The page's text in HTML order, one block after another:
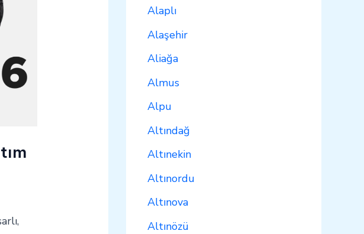
Alaplı
Alaşehir
Aliağa
Almus
Alpu
Altındağ
Altınekin
Altınordu
Altınova
Altınözü